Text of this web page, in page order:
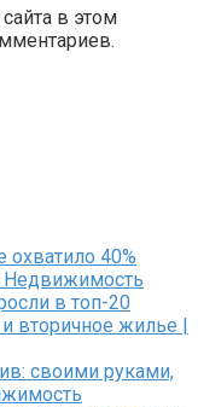
в этом
40%
Недвижимость
в топ-20
вторичное жилье |
своими руками,